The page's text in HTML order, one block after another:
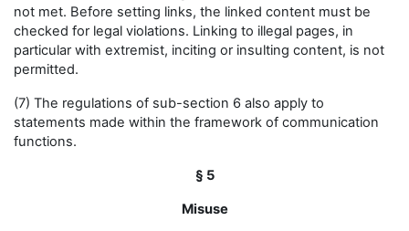
not met. Before setting links, the linked content must be
checked for legal violations. Linking to illegal pages, in
particular with extremist, inciting or insulting content, is not
permitted.
(7) The regulations of sub-section 6 also apply to
statements made within the framework of communication
functions.
§ 5
Misuse